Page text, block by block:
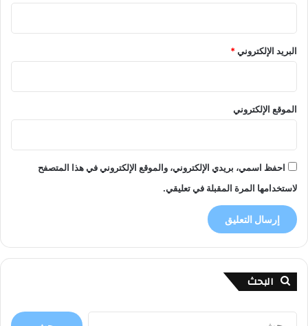
البريد الإلكتروني*
الموقع الإلكتروني
احفظ اسمي، بريدي الإلكتروني، والموقع الإلكتروني في هذا المتصفح
لاستخدامها المرة المقبلة في تعليقي.
البحث
البحث